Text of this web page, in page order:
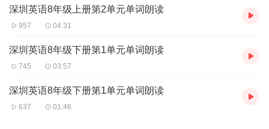
深圳英语8年级上册第2单元单词朗读
957 04:31
深圳英语8年级下册第1单元单词朗读
745 03:57
深圳英语8年级下册第1单元单词朗读
637 01:46